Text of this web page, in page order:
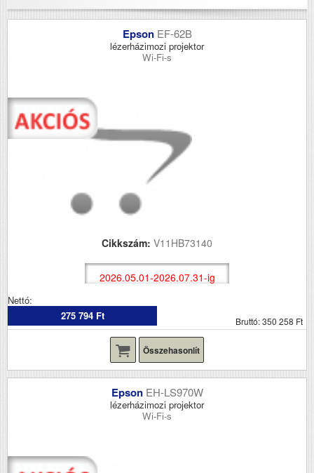
Epson EF-62B
lézerházimozi projektor
Wi-Fi-s
Cikkszám: V11HB73140
2026.05.01-2026.07.31-ig
Nettó:
275 794 Ft
Bruttó: 350 258 Ft
Összehasonlít
Epson EH-LS970W
lézerházimozi projektor
Wi-Fi-s